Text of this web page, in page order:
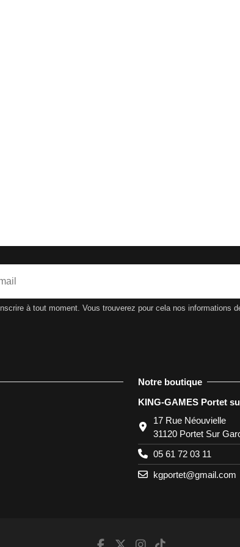
à tout moment. Vous trouverez pour cela nos informations
Notre boutique
KING-GAMES Portet
17 Rue Néouvielle
31120 Portet Sur
05 61 72 03 11
kgportet@gmail.com